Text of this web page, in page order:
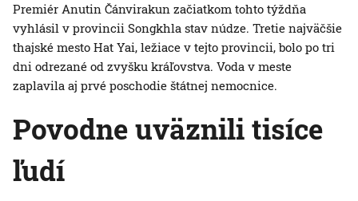
Premiér Anutin Čánvirakun začiatkom tohto týždňa
vyhlásil v provincii Songkhla stav núdze. Tretie najväčšie
thajské mesto Hat Yai, ležiace v tejto provincii, bolo po tri
dni odrezané od zvyšku kráľovstva. Voda v meste
zaplavila aj prvé poschodie štátnej nemocnice.
Povodne uväznili tisíce
ľudí